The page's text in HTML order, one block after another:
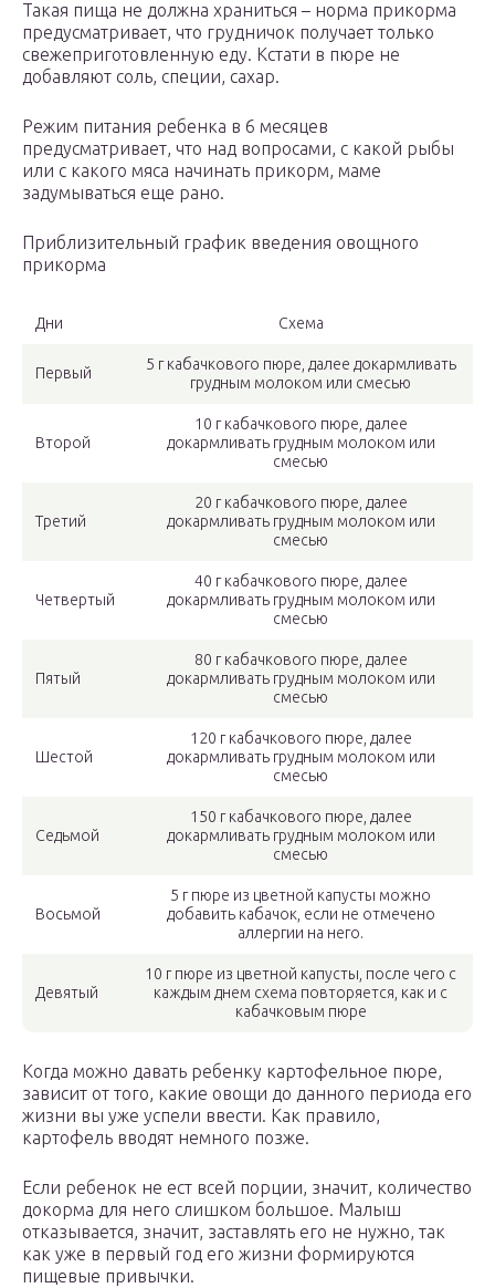
Такая пища не должна храниться – норма прикорма
предусматривает, что грудничок получает только
свежеприготовленную еду. Кстати в пюре не
добавляют соль, специи, сахар.
Режим питания ребенка в 6 месяцев
предусматривает, что над вопросами, с какой рыбы
или с какого мяса начинать прикорм, маме
задумываться еще рано.
Приблизительный график введения овощного
прикорма
Дни Схема
Первый
5 г кабачкового пюре, далее докармливать
грудным молоком или смесью
Второй
10 г кабачкового пюре, далее
докармливать грудным молоком или
смесью
Третий
20 г кабачкового пюре, далее
докармливать грудным молоком или
смесью
Четвертый
40 г кабачкового пюре, далее
докармливать грудным молоком или
смесью
Пятый
80 г кабачкового пюре, далее
докармливать грудным молоком или
смесью
Шестой
120 г кабачкового пюре, далее
докармливать грудным молоком или
смесью
Седьмой
150 г кабачкового пюре, далее
докармливать грудным молоком или
смесью
Восьмой
5 г пюре из цветной капусты можно
добавить кабачок, если не отмечено
аллергии на него.
Девятый
10 г пюре из цветной капусты, после чего с
каждым днем схема повторяется, как и с
кабачковым пюре
Когда можно давать ребенку картофельное пюре,
зависит от того, какие овощи до данного периода его
жизни вы уже успели ввести. Как правило,
картофель вводят немного позже.
Если ребенок не ест всей порции, значит, количество
докорма для него слишком большое. Малыш
отказывается, значит, заставлять его не нужно, так
как уже в первый год его жизни формируются
пищевые привычки.